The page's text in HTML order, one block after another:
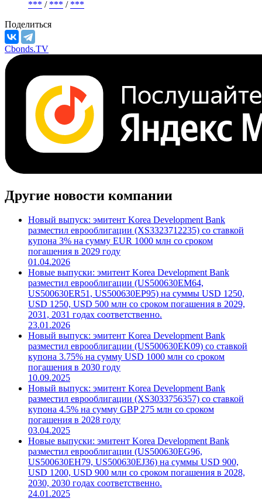
*** / *** / ***
Поделиться
Cbonds.TV
Другие новости компании
Новый выпуск: эмитент Korea Development Bank
разместил еврооблигации (XS3323712235) со ставкой
купона 3% на сумму EUR 1000 млн со сроком
погашения в 2029 году
01.04.2026
Новые выпуски: эмитент Korea Development Bank
разместил еврооблигации (US500630EM64,
US500630ER51, US500630EP95) на суммы USD 1250,
USD 1250, USD 500 млн со сроком погашения в 2029,
2031, 2031 годах соответственно.
23.01.2026
Новый выпуск: эмитент Korea Development Bank
разместил еврооблигации (US500630EK09) со ставкой
купона 3.75% на сумму USD 1000 млн со сроком
погашения в 2030 году
10.09.2025
Новый выпуск: эмитент Korea Development Bank
разместил еврооблигации (XS3033756357) со ставкой
купона 4.5% на сумму GBP 275 млн со сроком
погашения в 2028 году
03.04.2025
Новые выпуски: эмитент Korea Development Bank
разместил еврооблигации (US500630EG96,
US500630EH79, US500630EJ36) на суммы USD 900,
USD 1200, USD 900 млн со сроком погашения в 2028,
2030, 2030 годах соответственно.
24.01.2025